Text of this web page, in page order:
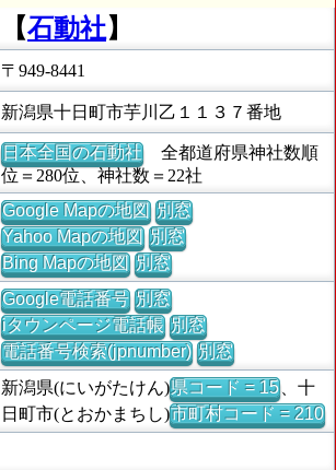
【石動社】
〒949-8441
新潟県十日町市芋川乙１１３７番地
日本全国の石動社全都道府県神社数順
位＝280位、神社数＝22社
Google Mapの地図 別窓
Yahoo Mapの地図 別窓
Bing Mapの地図 別窓
Google電話番号 別窓
iタウンページ電話帳 別窓
電話番号検索(jpnumber) 別窓
新潟県(にいがたけん)県コード = 15、十
日町市(とおかまちし)市町村コード = 210